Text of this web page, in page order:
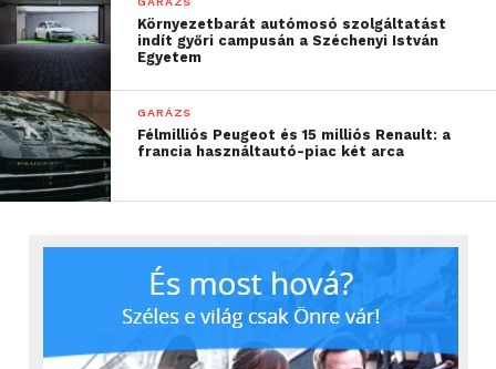
Környezetbarát autómosó szolgáltatást
indít győri campusán a Széchenyi István
Egyetem
GARÁZS
Félmilliós Peugeot és 15 milliós Renault: a
francia használtautó-piac két arca